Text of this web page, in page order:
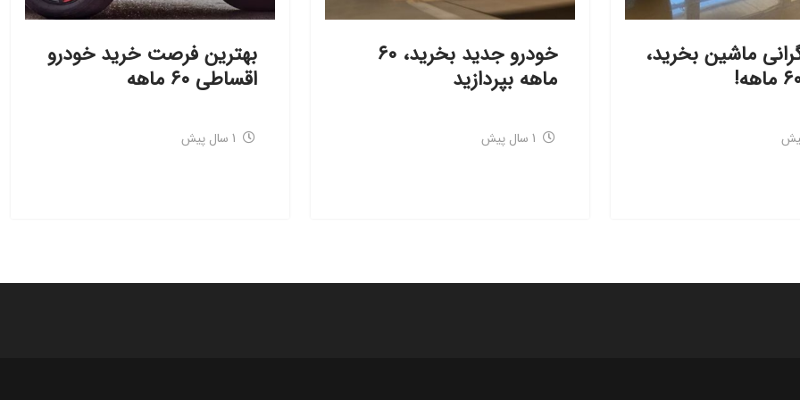
ماشین بخرید،
خودرو جدید بخرید، ۶۰
ماهه بپردازید
1 سال پیش
بهترین فرصت خرید خودرو
اقساطی ۶۰ ماهه
1 سال پیش